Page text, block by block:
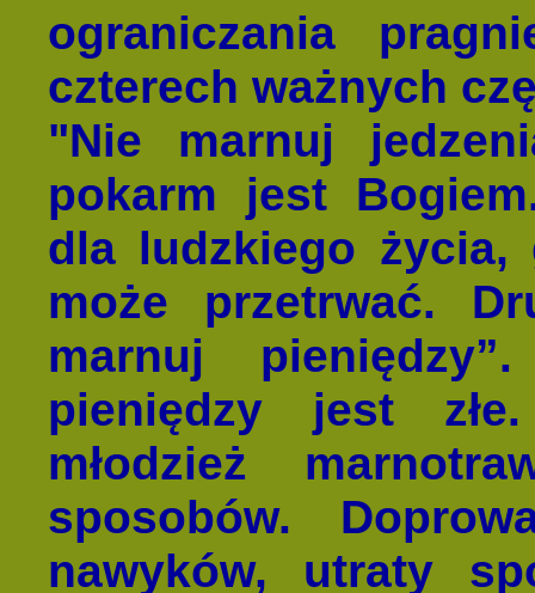
ograniczania
czterech ważnych
"Nie marnuj
pokarm jest
dla ludzkiego życia,
może przetrwać.
marnuj
pieniędzy jest
młodzież
sposobów.
nawyków, utraty